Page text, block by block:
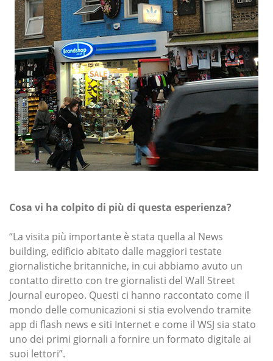
Cosa vi ha colpito di più di questa esperienza?
“La visita più importante è stata quella al News
building, edificio abitato dalle maggiori testate
giornalistiche britanniche, in cui abbiamo avuto un
contatto diretto con tre giornalisti del Wall Street
Journal europeo. Questi ci hanno raccontato come il
mondo delle comunicazioni si stia evolvendo tramite
app di flash news e siti Internet e come il WSJ sia stato
uno dei primi giornali a fornire un formato digitale ai
suoi lettori”.